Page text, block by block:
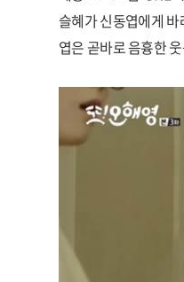
슬혜가 신동엽에게
엽은 곧바로 음흉한